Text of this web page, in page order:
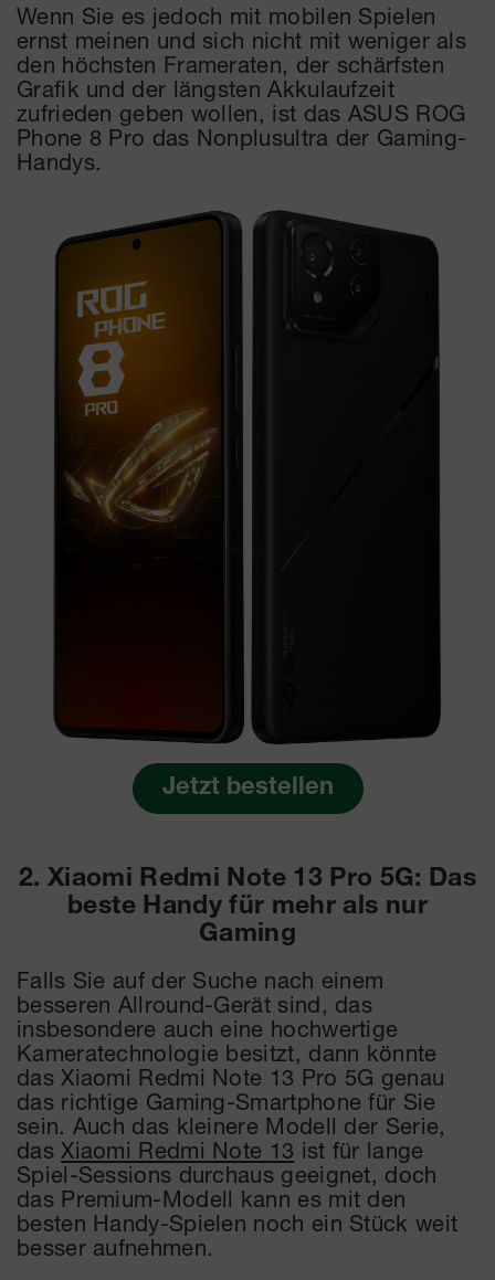
Wenn Sie es jedoch mit mobilen Spielen
ernst meinen und sich nicht mit weniger als
den höchsten Frameraten, der schärfsten
Grafik und der längsten Akkulaufzeit
zufrieden geben wollen, ist das ASUS ROG
Phone 8 Pro das Nonplusultra der Gaming-
Handys.
Jetzt bestellen
2. Xiaomi Redmi Note 13 Pro 5G: Das
beste Handy für mehr als nur
Gaming
Falls Sie auf der Suche nach einem
besseren Allround-Gerät sind, das
insbesondere auch eine hochwertige
Kameratechnologie besitzt, dann könnte
das Xiaomi Redmi Note 13 Pro 5G genau
das richtige Gaming-Smartphone für Sie
sein. Auch das kleinere Modell der Serie,
dasXiaomi Redmi Note 13 ist für lange
Spiel-Sessions durchaus geeignet, doch
das Premium-Modell kann es mit den
besten Handy-Spielen noch ein Stück weit
besser aufnehmen.